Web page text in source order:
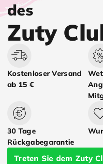
des
Zuty
Kostenloser Versand
ab 15 €
30 Tage
Rückgabegarantie
Treten Sie dem Zuty